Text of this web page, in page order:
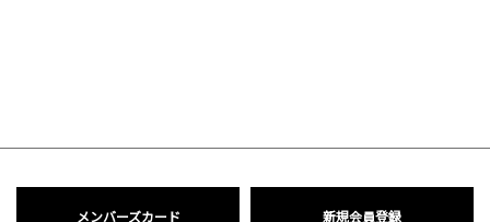
メンバーズカード 新規会員登録